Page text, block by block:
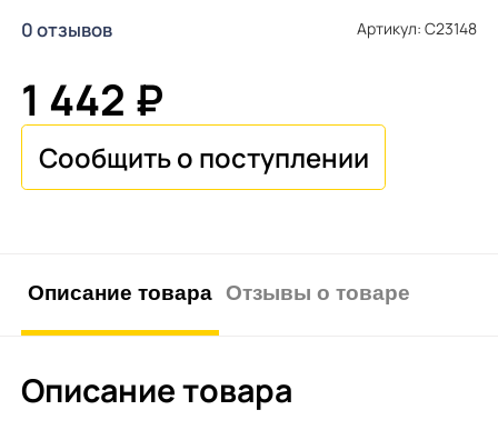
0 отзывов Артикул: C23148
1 442 ₽
Описание товара Отзывы о товаре
Описание товара